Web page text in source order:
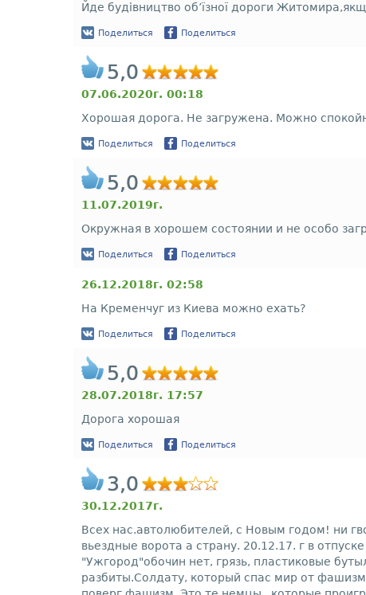
Йде будівництво об’їзної дороги
Поделиться Поделиться
5,0
07.06.2020г. 00:18
Хорошая дорога. Не загружена. Можно
Поделиться Поделиться
5,0
11.07.2019г.
Окружная в хорошем состоянии и не особо
Поделиться Поделиться
26.12.2018г. 02:58
На Кременчуг из Киева можно ехать?
Поделиться Поделиться
5,0
28.07.2018г. 17:57
Дорога хорошая
Поделиться Поделиться
3,0
30.12.2017г.
Всех нас.автолюбителей, с Новым годом! ни
вьездные ворота а страну. 20.12.17. г в
"Ужгород"обочин нет, грязь, пластиковые
разбиты.Солдату, который спас мир от